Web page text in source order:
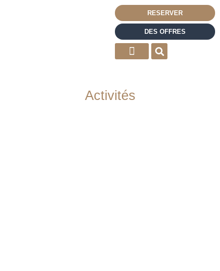
RESERVER
DES OFFRES
Activités